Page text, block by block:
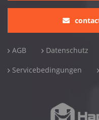
AGB Datenschutz
Servicebedingungen